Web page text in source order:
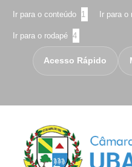
Ir para o conteúdo 1 Ir para o
Ir para o rodapé 4
Acesso Rápido